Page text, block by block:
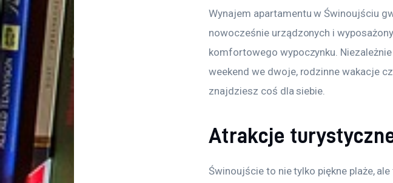
Wynajem apartamentu w Świnoujściu
nowocześnie urządzonych i
komfortowego wypoczynku.
weekend we dwoje, rodzinne wakacje
znajdziesz coś dla siebie.
Atrakcje
Świnoujście to nie tylko piękne plaże,